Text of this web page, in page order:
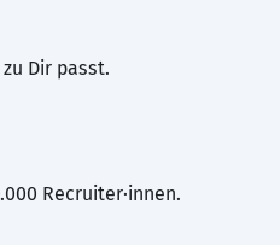
Dir passt.
Recruiter·innen.